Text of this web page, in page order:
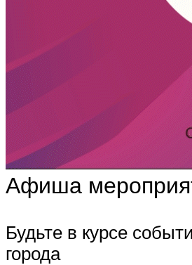
Афиша
Будьте в курсе
города